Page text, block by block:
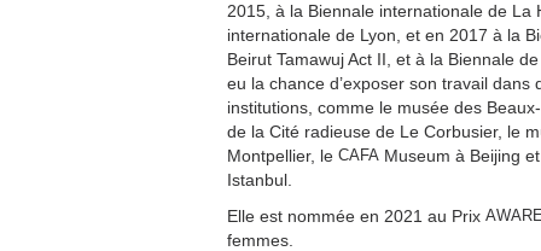
2015, à la Biennale internationale de La
internationale de Lyon, et en 2017 à la
Beirut Tamawuj Act II, et à la Biennale
eu la chance d’exposer son travail dans
institutions, comme le musée des
de la Cité radieuse de Le Corbusier, le
Montpellier, le CAFA Museum à Beijing
Istanbul.
Elle est nommée en 2021 au Prix
femmes.